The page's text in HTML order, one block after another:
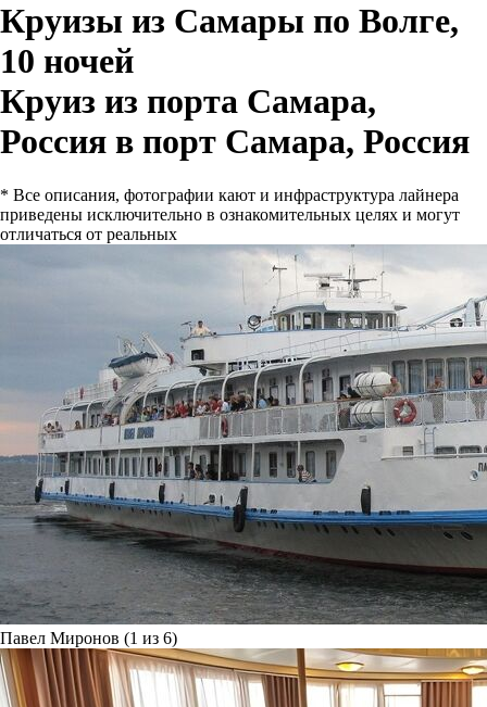
Круизы из Самары по Волге,
10 ночей
Круиз из порта Самара,
Россия в порт Самара, Россия
* Все описания, фотографии кают и инфраструктура лайнера
приведены исключительно в ознакомительных целях и могут
отличаться от реальных
Павел Миронов (1 из 6)